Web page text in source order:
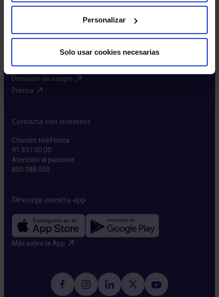
Personalizar
Solo usar cookies necesarias
HM CINAC​
Enlaces de interés
Aseguradoras y mutuas​
Preguntas frecuentes​
Donación de sangre​
Prensa​
Contacta con nosotros
Citación telefónica
91 937 00 00
Atención al paciente
800 088 050
Descarga nuestra app
Más sobre la App​